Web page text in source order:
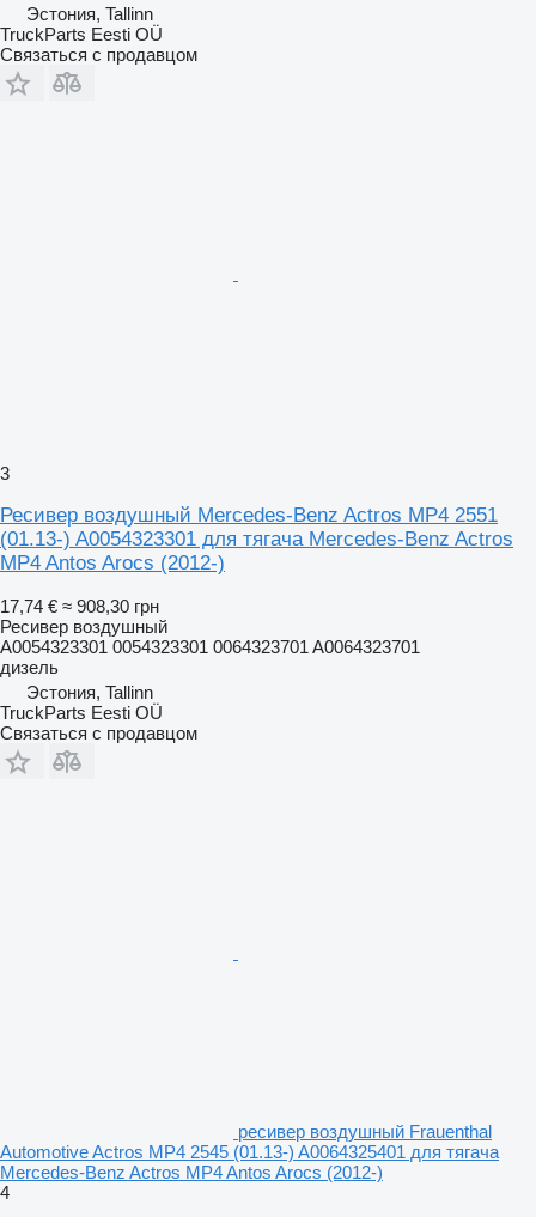
Эстония, Tallinn
TruckParts Eesti OÜ
Связаться с продавцом
3
Ресивер воздушный Mercedes-Benz Actros MP4 2551
(01.13-) A0054323301 для тягача Mercedes-Benz Actros
MP4 Antos Arocs (2012-)
17,74 € ≈ 908,30 грн
Ресивер воздушный
A0054323301 0054323301 0064323701 A0064323701
дизель
Эстония, Tallinn
TruckParts Eesti OÜ
Связаться с продавцом
ресивер воздушный Frauenthal
Automotive Actros MP4 2545 (01.13-) A0064325401 для тягача
Mercedes-Benz Actros MP4 Antos Arocs (2012-)
4